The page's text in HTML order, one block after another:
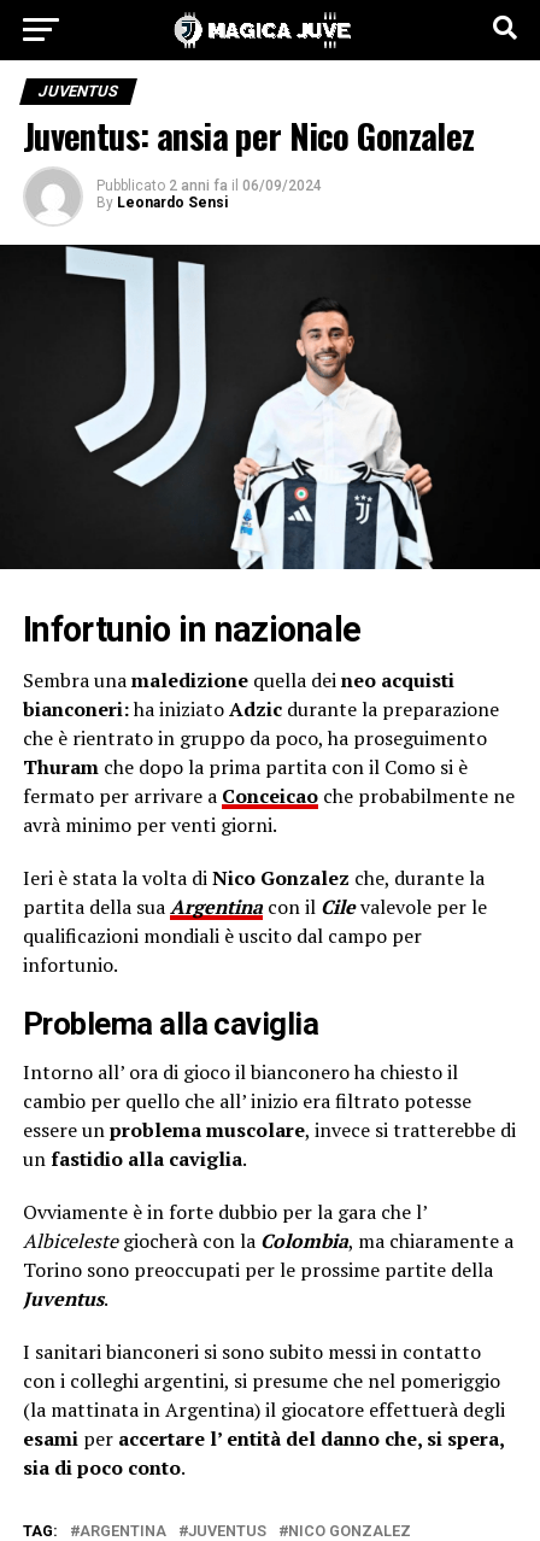
JUVENTUS
Juventus: ansia per Nico Gonzalez
Pubblicato 2 anni fa il 06/09/2024
By Leonardo Sensi
Infortunio in nazionale
Sembra unamaledizionequella deineo acquisti
bianconeri:ha iniziatoAdzicdurante la preparazione
che è rientrato in gruppo da poco, ha proseguimento
Thuramche dopo la prima partita con il Como si è
fermato per arrivare a Conceicaoche probabilmente ne
avrà minimo per venti giorni.
Ieri è stata la volta diNico Gonzalez che, durante la
partita della suaArgentinacon il Cilevalevole per le
qualificazioni mondiali è uscito dal campo per
infortunio.
Problema alla caviglia
Intorno all’ ora di gioco il bianconero ha chiesto il
cambio per quello che all’ inizio era filtrato potesse
essere unproblema muscolare, invece si tratterebbe di
unfastidio alla caviglia.
Ovviamente è in forte dubbio per la gara che l’
Albicelestegiocherà con la Colombia, ma chiaramente a
Torino sono preoccupati per le prossime partite della
Juventus.
I sanitari bianconeri si sono subito messi in contatto
con i colleghi argentini, si presume che nel pomeriggio
(la mattinata in Argentina) il giocatore effettuerà degli
esamiper accertare l’ entità del danno che, si spera,
sia di poco conto.
TAG: ARGENTINA JUVENTUS NICO GONZALEZ